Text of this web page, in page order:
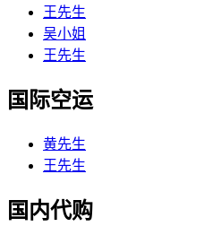
王先生
吴小姐
王先生
国际空运
黄先生
王先生
国内代购